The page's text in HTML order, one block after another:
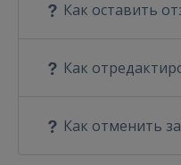
Как оставить
Как
Как отменить